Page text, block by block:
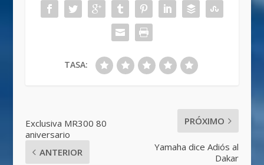
TASA:
Exclusiva MR300 80
aniversario
ANTERIOR
PRÓXIMO
Yamaha dice Adiós al
Dakar